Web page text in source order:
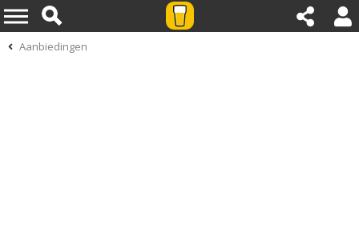
Aanbiedingen